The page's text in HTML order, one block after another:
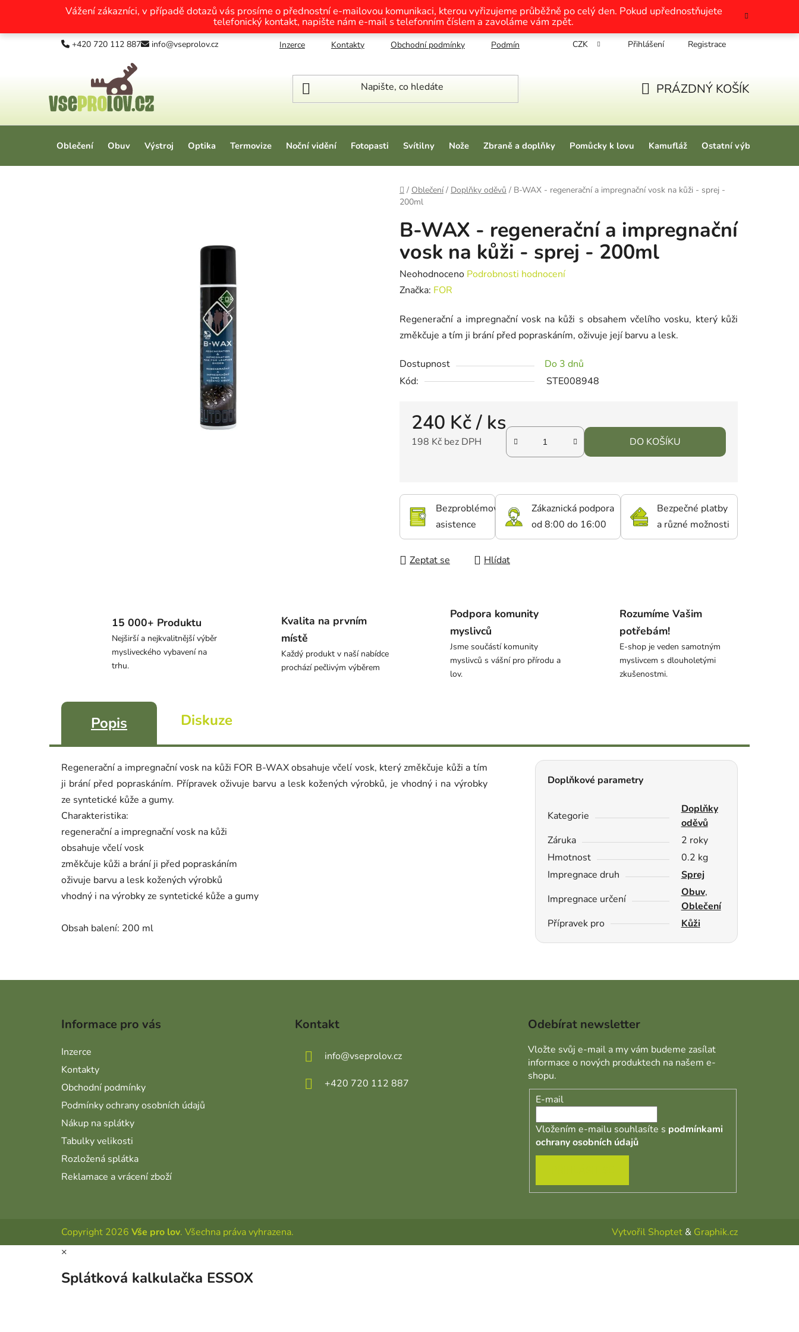
Přejít na obsah
Vážení zákazníci, v případě dotazů vás prosíme o přednostní e-mailovou komunikaci, kterou vyřizujeme průběžně po celý den. Pokud upřednostňujete
telefonický kontakt, napište nám e-mail s telefonním číslem a zavoláme vám zpět.
+420 720 112 887 info@vseprolov.cz Inzerce Kontakty Obchodní podmínky Podmínky ochrany osobních údajů Nákup na splátky
CZK Přihlášení Registrace
PRÁZDNÝ KOŠÍK
Oblečení Obuv Výstroj Optika Termovize Noční vidění Fotopasti Svítilny Nože Zbraně a doplňky Pomůcky k lovu Kamufláž Ostatní výbava
Domů
/ Oblečení / Doplňky oděvů / B-WAX - regenerační a impregnační vosk na kůži - sprej -
200ml
B-WAX - regenerační a impregnační
vosk na kůži - sprej - 200ml
Průměrné hodnocení produktu je 0,0 z 5 hvězdiček.
Neohodnoceno Podrobnosti hodnocení
Značka: FOR
Regenerační a impregnační vosk na kůži s obsahem včelího vosku, který kůži
změkčuje a tím ji brání před popraskáním, oživuje její barvu a lesk.
Dostupnost
Do 3 dnů
Kód:
STE008948
240 Kč/ ks
198 Kč bez DPH DO KOŠÍKU
Bezproblémová
asistence
Zákaznická podpora
od 8:00 do 16:00
Bezpečné platby
a různé možnosti
Zeptat se Hlídat
15 000+ Produktu
Nejširší a nejkvalitnější výběr
mysliveckého vybavení na
trhu.
Kvalita na prvním
místě
Každý produkt v naší nabídce
prochází pečlivým výběrem
Podpora komunity
myslivců
Jsme součástí komunity
myslivců s vášní pro přírodu a
lov.
Rozumíme Vašim
potřebám!
E-shop je veden samotným
myslivcem s dlouholetými
zkušenostmi.
Popis Diskuze
Regenerační a impregnační vosk na kůži FOR B-WAX obsahuje včelí vosk, který změkčuje kůži a tím
ji brání před popraskáním. Přípravek oživuje barvu a lesk kožených výrobků, je vhodný i na výrobky
ze syntetické kůže a gumy.
Charakteristika:
regenerační a impregnační vosk na kůži
obsahuje včelí vosk
změkčuje kůži a brání ji před popraskáním
oživuje barvu a lesk kožených výrobků
vhodný i na výrobky ze syntetické kůže a gumy
Obsah balení: 200 ml
Doplňkové parametry
Kategorie
Doplňky
oděvů
Záruka
2 roky
Hmotnost
0.2 kg
Impregnace druh
Sprej
Impregnace určení
Obuv,
Oblečení
Přípravek pro
Kůži
Informace pro vás
Inzerce
Kontakty
Obchodní podmínky
Podmínky ochrany osobních údajů
Nákup na splátky
Tabulky velikosti
Rozložená splátka
Reklamace a vrácení zboží
Kontakt
info@vseprolov.cz
+420 720 112 887
Odebírat newsletter
Vložte svůj e-mail a my vám budeme zasílat
informace o nových produktech na našem e-
shopu.
E-mail
Vložením e-mailu souhlasíte s podmínkami
ochrany osobních údajů
Vytvořil Shoptet & Graphik.cz
Copyright 2026 Vše pro lov. Všechna práva vyhrazena.
×
Splátková kalkulačka ESSOX